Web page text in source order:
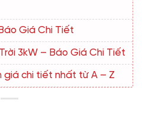
Giá Chi Tiết
3kW – Báo Giá Chi Tiết
giá chi tiết nhất từ A – Z